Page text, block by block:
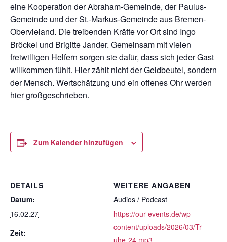
eine Kooperation der Abraham-Gemeinde, der Paulus-
Gemeinde und der St.-Markus-Gemeinde aus Bremen-
Obervieland. Die treibenden Kräfte vor Ort sind Ingo
Bröckel und Brigitte Jander. Gemeinsam mit vielen
freiwilligen Helfern sorgen sie dafür, dass sich jeder Gast
willkommen fühlt. Hier zählt nicht der Geldbeutel, sondern
der Mensch. Wertschätzung und ein offenes Ohr werden
hier großgeschrieben.
Zum Kalender hinzufügen
DETAILS
Datum:
16.02.27
Zeit:
WEITERE ANGABEN
Audios / Podcast
https://our-events.de/wp-
content/uploads/2026/03/Tr
uhe-24.mp3